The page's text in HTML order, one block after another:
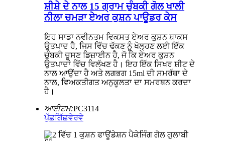
ਸ਼ੀਸ਼ੇ ਦੇ ਨਾਲ 15 ਗ੍ਰਾਮ ਚੁੰਬਕੀ ਗੋਲ ਖਾਲੀ
ਨੀਲਾ ਚਮੜਾ ਏਅਰ ਕੁਸ਼ਨ ਪਾਊਡਰ ਕੇਸ
ਇਹ ਸਾਡਾ ਨਵੀਨਤਮ ਵਿਕਸਤ ਏਅਰ ਕੁਸ਼ਨ ਬਾਕਸ
ਉਤਪਾਦ ਹੈ, ਜਿਸ ਵਿੱਚ ਢੱਕਣ ਨੂੰ ਖੋਲ੍ਹਣ ਲਈ ਇੱਕ
ਚੁੰਬਕੀ ਚੂਸਣ ਡਿਜ਼ਾਈਨ ਹੈ, ਜੋ ਕਿ ਏਅਰ ਕੁਸ਼ਨ
ਉਤਪਾਦਾਂ ਵਿੱਚ ਵਿਲੱਖਣ ਹੈ। ਇਹ ਇੱਕ ਸਿਖਰ ਸ਼ੀਟ ਦੇ
ਨਾਲ ਆਉਂਦਾ ਹੈ ਅਤੇ ਲਗਭਗ 15ml ਦੀ ਸਮਰੱਥਾ ਦੇ
ਨਾਲ, ਵਿਅਕਤੀਗਤ ਅਨੁਕੂਲਤਾ ਦਾ ਸਮਰਥਨ ਕਰਦਾ
ਹੈ।
ਆਈਟਮ:PC3114
ਪੁੱਛਗਿੱਛਵੇਰਵੇ